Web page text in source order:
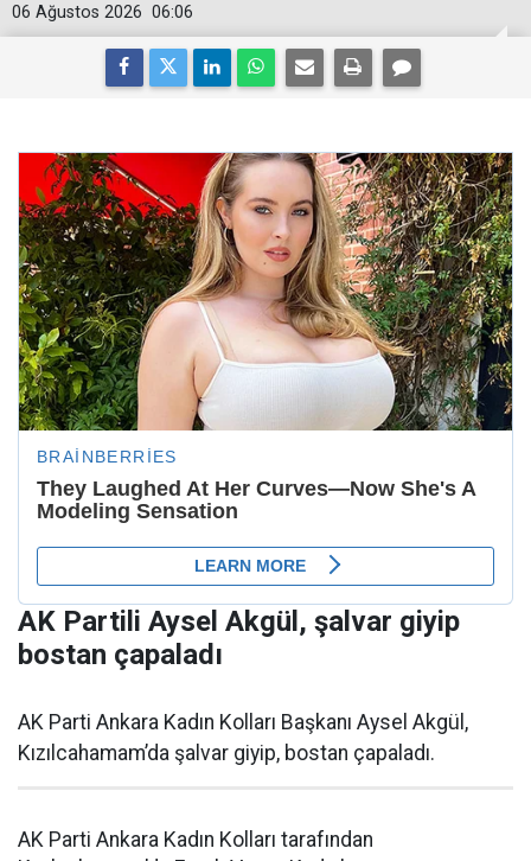
06:06
06 Ağustos 2026
AK Partili Aysel Akgül, şalvar giyip
bostan çapaladı
AK Parti Ankara Kadın Kolları Başkanı Aysel Akgül,
Kızılcahamam’da şalvar giyip, bostan çapaladı.
AK Parti Ankara Kadın Kolları tarafından